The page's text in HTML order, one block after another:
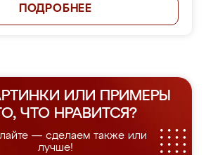
ПОДРОБНЕЕ
ИЛИ ПРИМЕРЫ
ЧТО НРАВИТСЯ?
— сделаем также или
лучше!